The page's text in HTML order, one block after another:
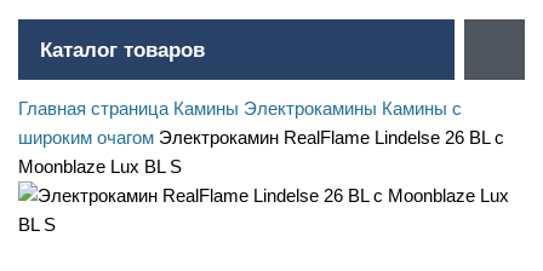
Каталог товаров
Главная страница Камины Электрокамины Камины с
широким очагом Электрокамин RealFlame Lindelse 26 BL с
Moonblaze Lux BL S